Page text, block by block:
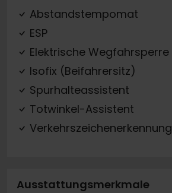
Abstandstempomat
ESP
Elektrische Wegfahrsperre
Isofix (Beifahrersitz)
Spurhalteassistent
Totwinkel-Assistent
Verkehrszeichenerkennung
Ausstattungsmerkmale